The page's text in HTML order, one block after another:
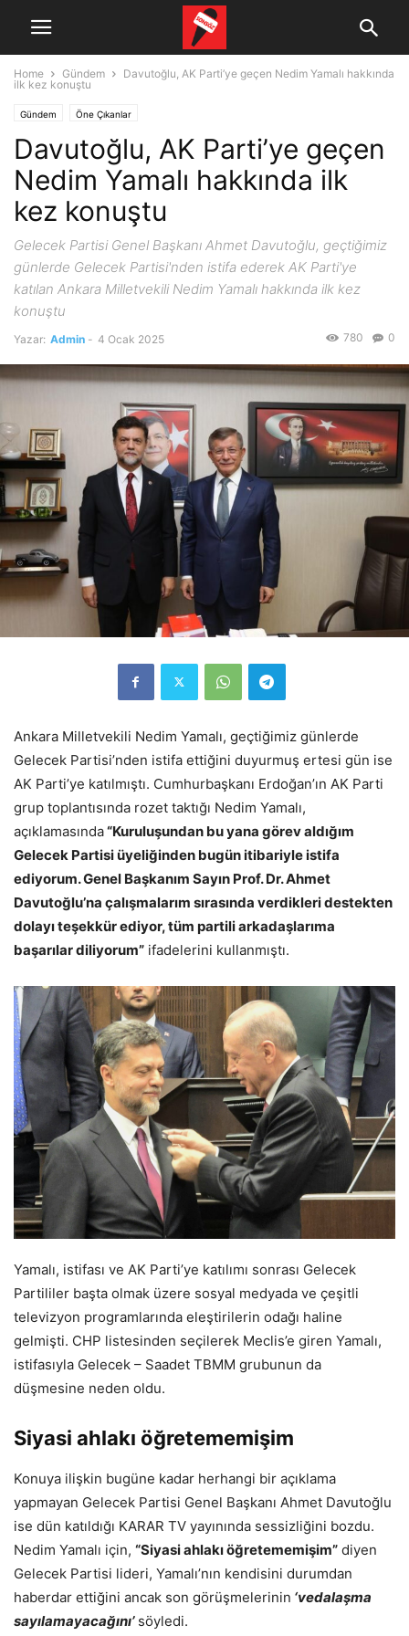
Home Gündem
Davutoğlu, AK Parti’ye geçen Nedim Yamalı hakkında
ilk kez konuştu
Gündem Öne Çıkanlar
Davutoğlu, AK Parti’ye geçen
Nedim Yamalı hakkında ilk
kez konuştu
Gelecek Partisi Genel Başkanı Ahmet Davutoğlu, geçtiğimiz
günlerde Gelecek Partisi'nden istifa ederek AK Parti'ye
katılan Ankara Milletvekili Nedim Yamalı hakkında ilk kez
konuştu
Yazar: Admin - 4 Ocak 2025 0
780
Ankara Milletvekili Nedim Yamalı, geçtiğimiz günlerde
Gelecek Partisi’nden istifa ettiğini duyurmuş ertesi gün ise
AK Parti’ye katılmıştı. Cumhurbaşkanı Erdoğan’ın AK Parti
grup toplantısında rozet taktığı Nedim Yamalı,
açıklamasında“Kuruluşundan bu yana görev aldığım
Gelecek Partisi üyeliğinden bugün itibariyle istifa
ediyorum. Genel Başkanım Sayın Prof. Dr. Ahmet
Davutoğlu’na çalışmalarım sırasında verdikleri destekten
dolayı teşekkür ediyor, tüm partili arkadaşlarıma
başarılar diliyorum” ifadelerini kullanmıştı.
Yamalı, istifası ve AK Parti’ye katılımı sonrası Gelecek
Partililer başta olmak üzere sosyal medyada ve çeşitli
televizyon programlarında eleştirilerin odağı haline
gelmişti. CHP listesinden seçilerek Meclis’e giren Yamalı,
istifasıyla Gelecek – Saadet TBMM grubunun da
düşmesine neden oldu.
Siyasi ahlakı öğretememişim
Konuya ilişkin bugüne kadar herhangi bir açıklama
yapmayan Gelecek Partisi Genel Başkanı Ahmet Davutoğlu
ise dün katıldığı KARAR TV yayınında sessizliğini bozdu.
Nedim Yamalı için, “Siyasi ahlakı öğretememişim” diyen
Gelecek Partisi lideri, Yamalı’nın kendisini durumdan
haberdar ettiğini ancak son görüşmelerinin ‘vedalaşma
sayılamayacağını’söyledi.